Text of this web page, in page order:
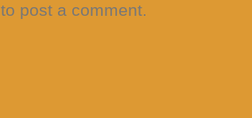
to post a comment.